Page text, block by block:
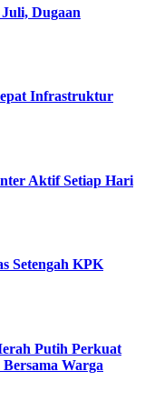
Dugaan
Infrastruktur
Aktif Setiap Hari
Setengah KPK
Putih Perkuat
Warga